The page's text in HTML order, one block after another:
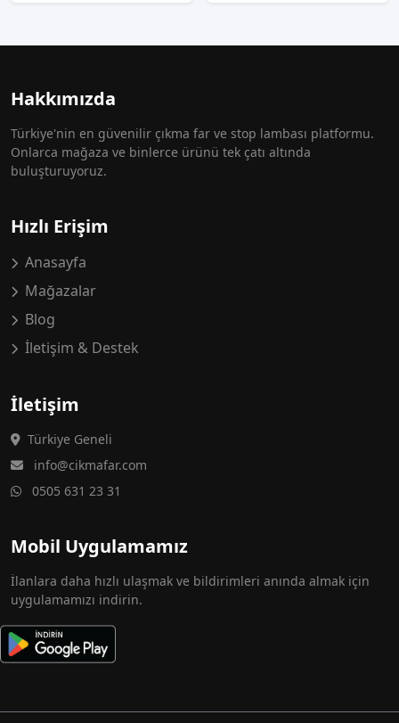
Hakkımızda
Türkiye'nin en güvenilir çıkma far ve stop lambası platformu.
Onlarca mağaza ve binlerce ürünü tek çatı altında
buluşturuyoruz.
Hızlı Erişim
Anasayfa
Mağazalar
Blog
İletişim & Destek
İletişim
Türkiye Geneli
info@cikmafar.com
0505 631 23 31
Mobil Uygulamamız
İlanlara daha hızlı ulaşmak ve bildirimleri anında almak için
uygulamamızı indirin.